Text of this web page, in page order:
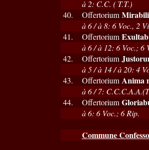
à 2: C.C. ( T.T.)
40.
Offertorium
à 6 / à 8: 6 Voc., 2
41.
Offertorium
à 6 / à 12: 6 Voc.; 6
42.
Offertorium
à 5 / à 14 / à 20: 4
43.
Offertorium Anima
à 6 / 7:
44.
Offertorium
à 6: 6 Voc.; 6 Rip.
Commune